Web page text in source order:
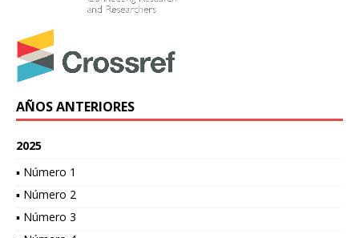
AÑOS ANTERIORES
2025
▪ Número 1
▪ Número 2
▪ Número 3